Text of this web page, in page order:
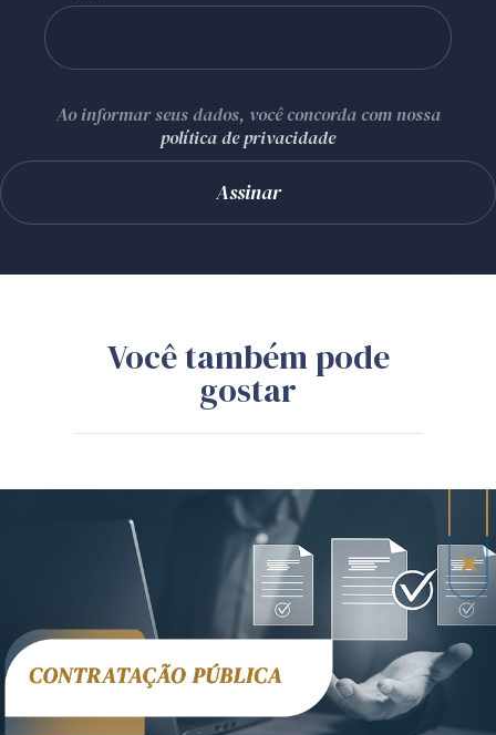
Ao informar seus dados, você concorda com nossa
política de privacidade
Você também pode
gostar